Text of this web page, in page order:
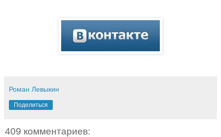
Роман Левыкин
Поделиться
409 комментариев: